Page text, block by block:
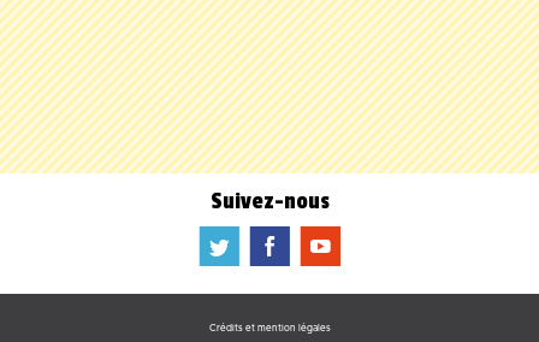
Suivez-nous
a b f
Crédits et mention légales